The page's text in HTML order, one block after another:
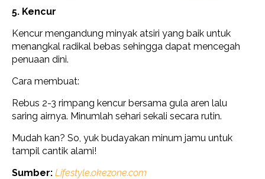
5. Kencur
Kencur mengandung minyak atsiri yang baik untuk
menangkal radikal bebas sehingga dapat mencegah
penuaan dini.
Cara membuat:
Rebus 2-3 rimpang kencur bersama gula aren lalu
saring airnya. Minumlah sehari sekali secara rutin.
Mudah kan? So, yuk budayakan minum jamu untuk
tampil cantik alami!
Sumber: Lifestyle.okezone.com